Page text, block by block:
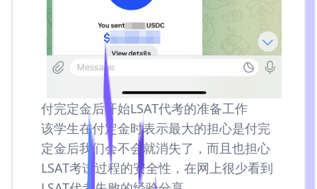
付完定金后开始LSAT代考的准备工作
该学生在付定金时表示最大的担心是付完
定金后我们会不会就消失了，而且也担心
LSAT考试过程的安全性，在网上很少看到